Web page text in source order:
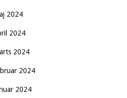
2024
2024
2024
2024
2024